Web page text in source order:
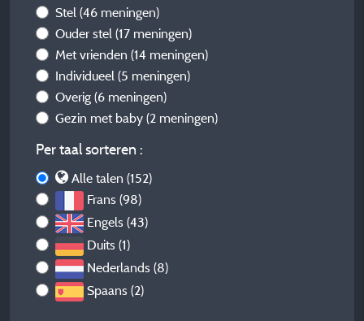
Stel (46 meningen)
Ouder stel (17 meningen)
Met vrienden (14 meningen)
Individueel (5 meningen)
Overig (6 meningen)
Gezin met baby (2 meningen)
Per taal sorteren :
Alle talen (152)
Frans (98)
Engels (43)
Duits (1)
Nederlands (8)
Spaans (2)